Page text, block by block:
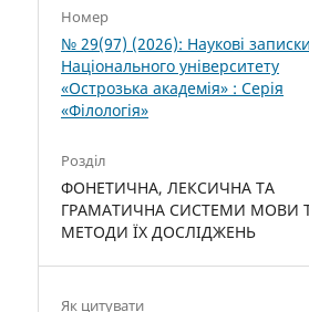
Номер
№ 29(97) (2026): Наукові записки
Національного університету
«Острозька академія» : Серія
«Філологія»
Розділ
ФОНЕТИЧНА, ЛЕКСИЧНА ТА
ГРАМАТИЧНА СИСТЕМИ МОВИ
МЕТОДИ ЇХ ДОСЛІДЖЕНЬ
Як цитувати